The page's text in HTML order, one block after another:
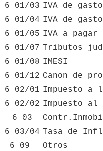
6 01/03 IVA de
6 01/04 IVA de
6 01/05 IVA a pagar
6 01/07 Tributos
6 01/08 IMESI
6 01/12 Canon de
6 02/01 Impuesto a
6 02/02 Impuesto al
6 03
6 03/04 Tasa de
6 09
Otros